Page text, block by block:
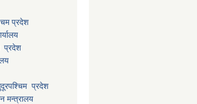
प्रदेश
प्रदेश
प्रदेश
मन्त्रालय